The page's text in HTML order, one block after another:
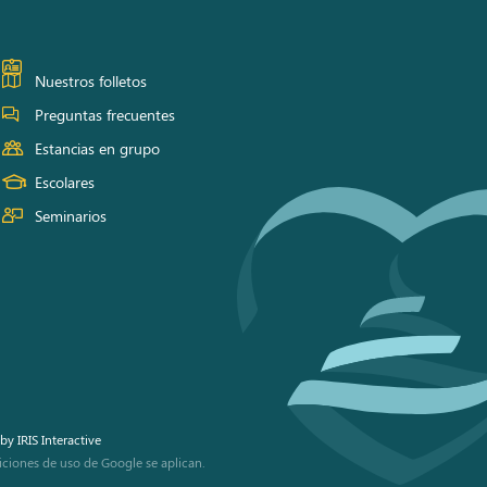
Nuestros folletos
Preguntas frecuentes
Estancias en grupo
Escolares
Seminarios
byIRIS Interactive
de usode Google se aplican.